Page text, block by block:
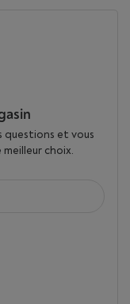
questions et vous
choix.